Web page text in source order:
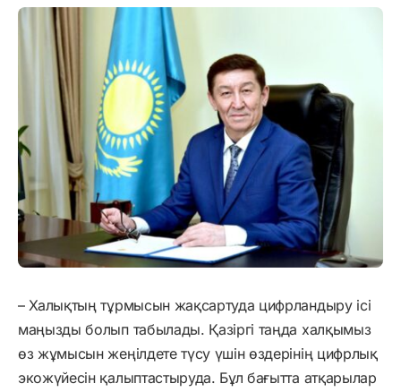
– Халықтың тұрмысын жақсартуда цифрландыру ісі
маңызды болып табылады. Қазіргі таңда халқымыз
өз жұмысын жеңілдете түсу үшін өздерінің цифрлық
экожүйесін қалыптастыруда. Бұл бағытта атқарылар